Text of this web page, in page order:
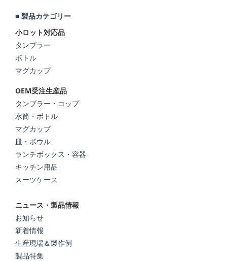
■ 製品カテゴリー
小ロット対応品
タンブラー
ボトル
マグカップ
OEM受注生産品
タンブラー・コップ
水筒・ボトル
マグカップ
皿・ボウル
ランチボックス・容器
キッチン用品
スーツケース
ニュース・製品情報
お知らせ
新着情報
生産現場＆製作例
製品特集